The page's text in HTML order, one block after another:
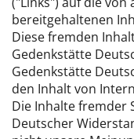
bereitgehaltenen
Diese fremden
Gedenkstätte
Gedenkstätte
den Inhalt von
Die Inhalte fremder
Deutscher